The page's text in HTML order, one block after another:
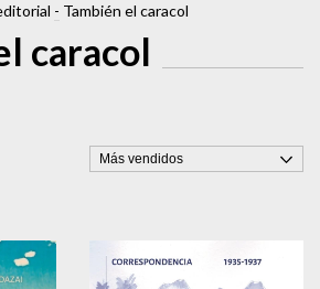
- También el caracol
caracol